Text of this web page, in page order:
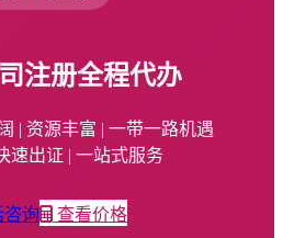
注册全程代办
| 资源丰富 | 一带一路机遇
速出证 | 一站式服务
咨询 查看价格